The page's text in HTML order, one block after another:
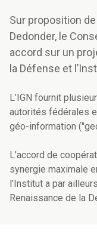
Sur proposition
Dedonder, le
accord sur un
la Défense et
L’IGN fournit
autorités fédérales
géo-information
L’accord de
synergie maximale
l’Institut a par
Renaissance de la